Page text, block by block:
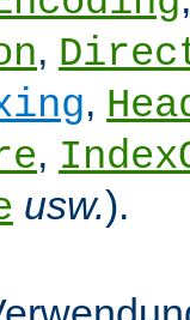
,
,
,
usw.).